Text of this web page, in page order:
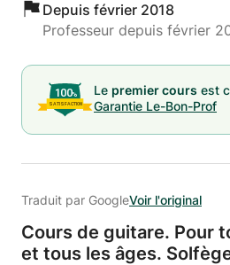
Depuis février 2018
Professeur depuis février
Le premier cours est
Garantie Le-Bon-Prof
Traduit par GoogleVoir l'original
Cours de guitare. Pour
et tous les âges.